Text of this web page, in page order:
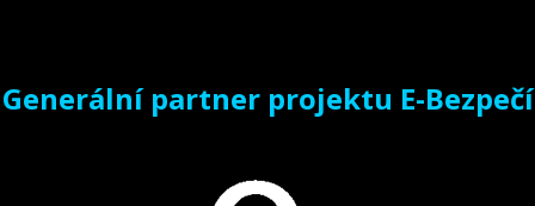
Generální partner projektu E-Bezpečí